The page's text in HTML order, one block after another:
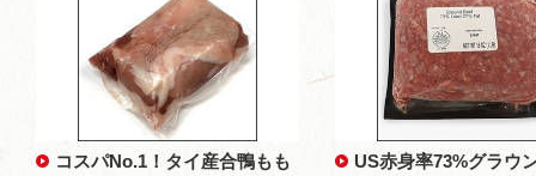
コスパNo.1！タイ産合鴨もも
US赤身率73%グラウ